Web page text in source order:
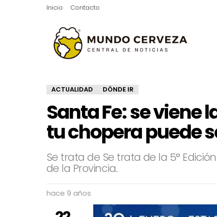
Inicio Contacto
ACTUALIDAD DÓNDE IR
Santa Fe: se viene
tu chopera puede
Se trata de Se trata de la 5°
de la Provincia.
hace 9 años